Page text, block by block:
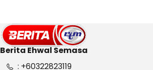
Berita Ehwal Semasa
: +60322823119